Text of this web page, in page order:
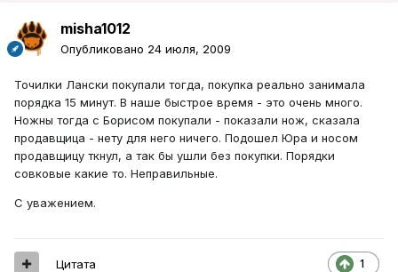
misha1012
Опубликовано 24 июля, 2009
Точилки Лански покупали тогда, покупка реально занимала
порядка 15 минут. В наше быстрое время - это очень много.
Ножны тогда с Борисом покупали - показали нож, сказала
продавщица - нету для него ничего. Подошел Юра и носом
продавщицу ткнул, а так бы ушли без покупки. Порядки
совковые какие то. Неправильные.
С уважением.
1
Цитата